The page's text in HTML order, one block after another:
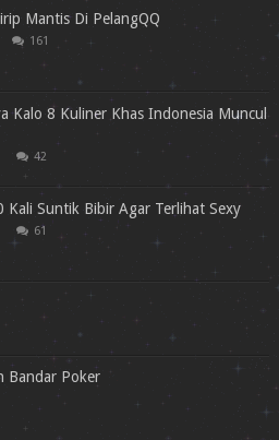
Mantis Di PelangQQ
161
Kalo 8 Kuliner Khas Indonesia Muncul
42
Kali Suntik Bibir Agar Terlihat Sexy
61
Bandar Poker